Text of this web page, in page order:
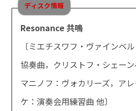
ディスク情報
Resonance 共鳴
〔ミエチスワフ・ヴァインベ
協奏曲，クリストフ・シェー
マニノフ：ヴォカリーズ，ア
ケ：演奏会用練習曲 他〕